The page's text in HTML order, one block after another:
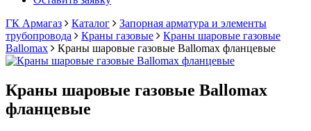
ГК Армагаз
Каталог
Запорная арматура и элементы
трубопровода
Краны газовые
Краны шаровые газовые
Ballomax
Краны шаровые газовые Ballomax фланцевые
Краны шаровые газовые Ballomax
фланцевые